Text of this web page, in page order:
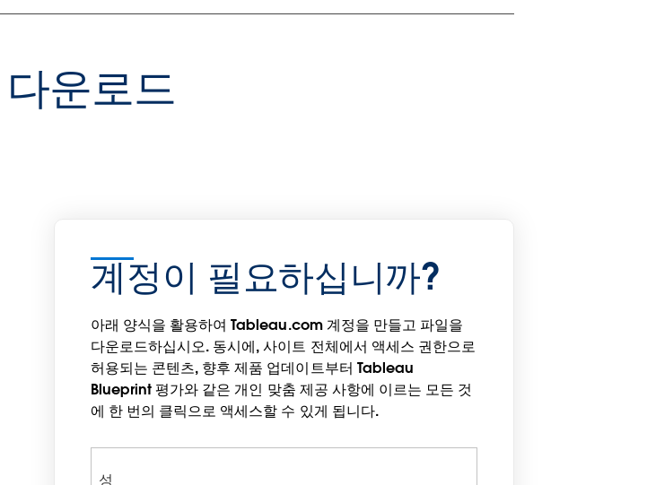
운로드
계정이 필요하십니까?
아래 양식을 활용하여 Tableau.com 계정을 만들고 파일을
다운로드하십시오. 동시에, 사이트 전체에서 액세스 권한으로
허용되는 콘텐츠, 향후 제품 업데이트부터 Tableau
Blueprint 평가와 같은 개인 맞춤 제공 사항에 이르는 모든 것
에 한 번의 클릭으로 액세스할 수 있게 됩니다.